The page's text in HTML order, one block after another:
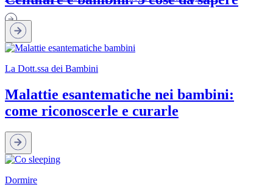
La Dott.ssa dei Bambini
Malattie esantematiche nei bambini:
come riconoscerle e curarle
Dormire